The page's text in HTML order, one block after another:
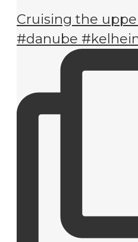
Cruising the
#danube